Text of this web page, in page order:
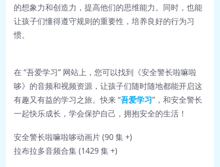
的想象力和创造力，提高他们的思维能力。同时，也能
让孩子们懂得遵守规则的重要性，培养良好的行为习
惯。
在 “吾爱学习” 网站上，您可以找到《安全警长啦嘛啦
哆》的音频和视频资源，让孩子们随时随地都能开启这
有趣又有益的学习之旅。快来 “吾爱学习”，和安全警长
一起快乐成长，学会保护自己，拥抱安全的生活！
安全警长啦嘛啦哆动画片 (90 集 +)
拉布拉多音频合集 (1429 集 +)